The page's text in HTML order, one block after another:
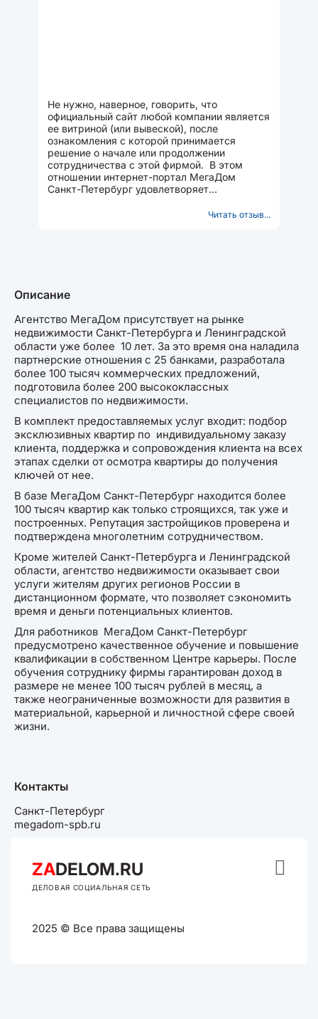
Не нужно, наверное, говорить, что
официальный сайт любой компании является
ее витриной (или вывеской), после
ознакомления с которой принимается
решение о начале или продолжении
сотрудничества с этой фирмой. В этом
отношении интернет-портал МегаДом
Санкт-Петербург удовлетворяет
Читать отзыв...
Описание
Агентство МегаДом присутствует на рынке
недвижимости Санкт-Петербурга и Ленинградской
области уже более 10 лет. За это время она наладила
партнерские отношения с 25 банками, разработала
более 100 тысяч коммерческих предложений,
подготовила более 200 высококлассных
специалистов по недвижимости.
В комплект предоставляемых услуг входит: подбор
эксклюзивных квартир по индивидуальному заказу
клиента, поддержка и сопровождения клиента на всех
этапах сделки от осмотра квартиры до получения
ключей от нее.
В базе МегаДом Санкт-Петербург находится более
100 тысяч квартир как только строящихся, так уже и
построенных. Репутация застройщиков проверена и
подтверждена многолетним сотрудничеством.
Кроме жителей Санкт-Петербурга и Ленинградской
области, агентство недвижимости оказывает свои
услуги жителям других регионов России в
дистанционном формате, что позволяет сэкономить
время и деньги потенциальных клиентов.
Для работников МегаДом Санкт-Петербург
предусмотрено качественное обучение и повышение
квалификации в собственном Центре карьеры. После
обучения сотруднику фирмы гарантирован доход в
размере не менее 100 тысяч рублей в месяц, а
также неограниченные возможности для развития в
материальной, карьерной и личностной сфере своей
жизни.
Контакты
Санкт-Петербург
megadom-spb.ru
ZADELOM.RU
ДЕЛОВАЯ СОЦИАЛЬНАЯ СЕТЬ
2025 © Все права защищены
